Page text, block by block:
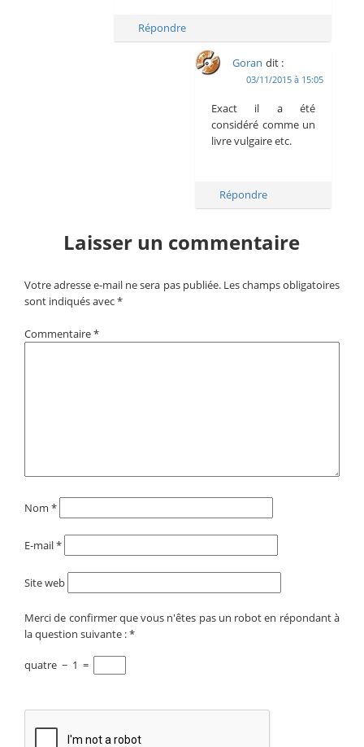
Répondre
Goran dit :
03/11/2015 à 15:05
Exact il a été
considéré comme un
livre vulgaire etc.
Répondre
Laisser un commentaire
Votre adresse e-mail ne sera pas publiée. Les champs obligatoires
sont indiqués avec*
Commentaire*
Nom *
E-mail*
Site web
Merci de confirmer que vous n'êtes pas un robot en répondant à
la question suivante :*
quatre − 1 =